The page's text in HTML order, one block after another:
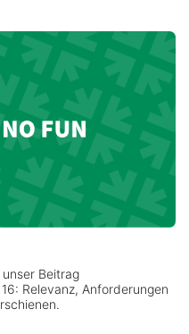
Beitrag
Relevanz, Anforderungen